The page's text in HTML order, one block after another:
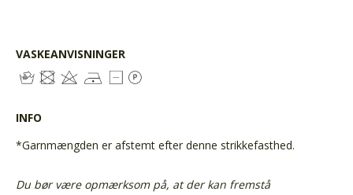
VASKEANVISNINGER
INFO
*Garnmængden er afstemt efter denne strikkefasthed.
Du bør være opmærksom på, at der kan fremstå